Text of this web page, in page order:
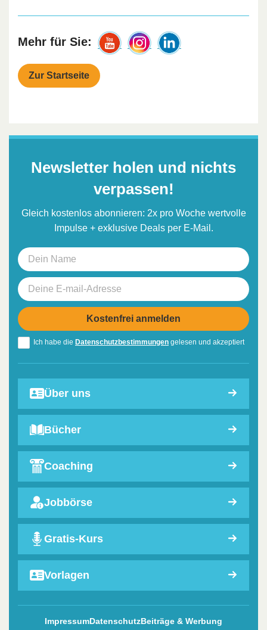
Mehr für Sie:
Zur Startseite
Newsletter holen und nichts
verpassen!
Gleich kostenlos abonnieren: 2x pro Woche wertvolle
Impulse + exklusive Deals per E-Mail.
Ich habe die Datenschutzbestimmungen gelesen und akzeptiert
Über uns
Bücher
Coaching
Jobbörse
Gratis-Kurs
Vorlagen
ImpressumDatenschutzBeiträge & Werbung